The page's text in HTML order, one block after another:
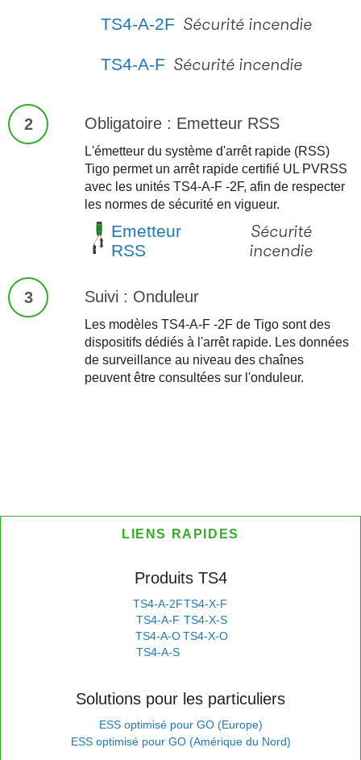
TS4-A-2F Sécurité incendie
TS4-A-F Sécurité incendie
2 Obligatoire : Emetteur RSS
L'émetteur du système d'arrêt rapide (RSS)
Tigo permet un arrêt rapide certifié UL PVRSS
avec les unités TS4-A-F -2F, afin de respecter
les normes de sécurité en vigueur.
Emetteur
RSS
Sécurité
incendie
3 Suivi : Onduleur
Les modèles TS4-A-F -2F de Tigo sont des
dispositifs dédiés à l'arrêt rapide. Les données
de surveillance au niveau des chaînes
peuvent être consultées sur l'onduleur.
LIENS RAPIDES
Produits TS4
TS4-A-2F
TS4-A-F
TS4-A-O
TS4-A-S
TS4-X-F
TS4-X-S
TS4-X-O
Solutions pour les particuliers
ESS optimisé pour GO (Europe)
ESS optimisé pour GO (Amérique du Nord)